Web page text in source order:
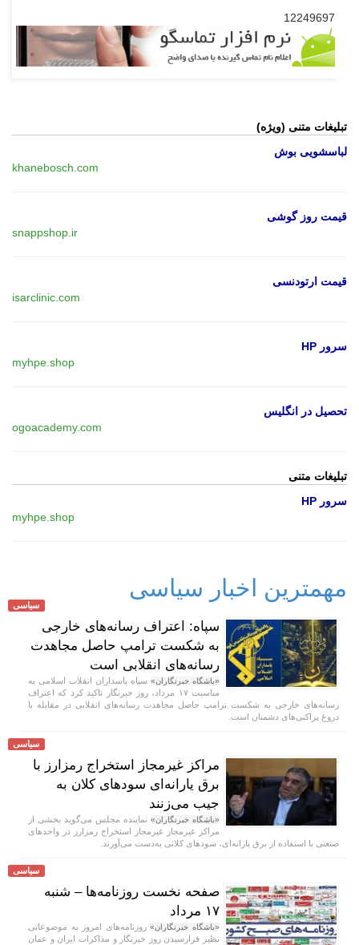
12249697
تبلیغات متنی (ویژه)
لباسشویی بوش
khanebosch.com
قیمت روز گوشی
snappshop.ir
قیمت ارتودنسی
isarclinic.com
سرور HP
myhpe.shop
تحصیل در انگلیس
ogoacademy.com
تبلیغات متنی
سرور HP
myhpe.shop
مهمترین اخبار سیاسی
سیاسی
سپاه: اعتراف رسانه‌های خارجی
به شکست ترامپ حاصل مجاهدت
رسانه‌های انقلابی است
«باشگاه خبرنگاران» سپاه پاسداران انقلاب اسلامی به
مناسبت ۱۷ مرداد، روز خبرنگار تاکید کرد که اعتراف
رسانه‌های خارجی به شکست ترامپ حاصل مجاهدت رسانه‌های انقلابی در مقابله با
دروغ پراکنی‌های دشمنان است.
سیاسی
مراکز غیرمجاز استخراج رمزارز با
برق یارانه‌ای سودهای کلان به
جیب می‌زنند
«باشگاه خبرنگاران» نماینده مجلس می‌گوید بخشی از
مراکز غیرمجاز غیرمجاز استخراج رمزارز در واحدهای
صنعتی با استفاده از برق یارانه‌ای، سودهای کلانی به‌دست می‌آورند.
سیاسی
صفحه نخست روزنامه‌ها – شنبه
۱۷ مرداد
«باشگاه خبرنگاران»روزنامه‌های امروز به موضوعاتی
نظیر فرارسیدن روز خبرنگار و مذاکرات ایران و عمان